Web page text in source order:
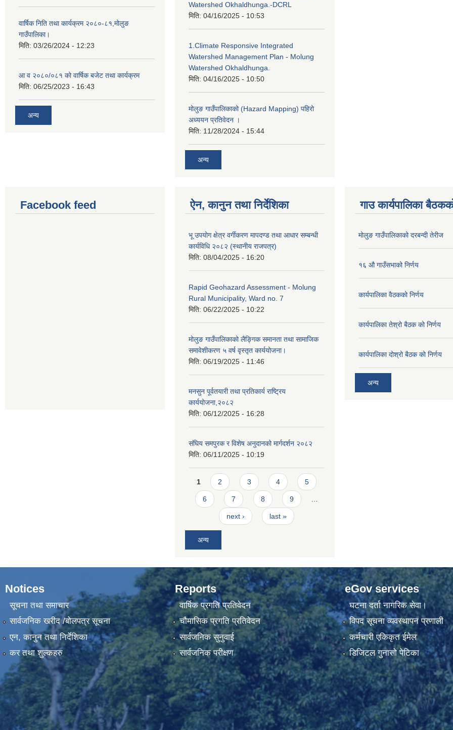
वार्षिक निति तथा कार्यक्रम २०८०-८१,मोलुङ
गाउँपालिका।
मिति: 03/26/2024 - 12:23
आ व २०८०/०८१ को वार्षिक बजेट तथा कार्यक्रम
मिति: 06/25/2023 - 16:43
अन्य
Watershed Okhaldhunga.-DCRL
मिति: 04/16/2025 - 10:53
1.Climate Responsive Integrated
Watershed Management Plan - Molung
Watershed Okhaldhunga.
मिति: 04/16/2025 - 10:50
मोलुङ गाउँपालिकाको (Hazard Mapping) पहिरो
अध्ययन प्रतिवेदन ।
मिति: 11/28/2024 - 15:44
अन्य
Facebook feed ऐन, कानुन तथा निर्देशिका
भू उपयोग क्षेत्र वर्गीकरण मापदण्ड तथा आधार सम्बन्धी
कार्यविधि २०८२ (स्थानीय राजपत्र)
मिति: 08/04/2025 - 16:20
Rapid Geohazard Assessment - Molung
Rural Municipality, Ward no. 7
मिति: 06/22/2025 - 10:22
मोलुङ गाउँपालिकाको लैङ्गिक समानता तथा सामाजिक
समावेशीकरण ५ वर्ष वृस्तृत कार्ययोजना।
मिति: 06/19/2025 - 11:46
मनसुन पूर्वतयारी तथा प्रतिकार्य राष्ट्रिय
कार्ययोजना,२०८२
मिति: 06/12/2025 - 16:28
संघिय समपुरक र विशेष अनुदानको मार्गदर्शन २०८२
मिति: 06/11/2025 - 10:19
Pages
1 2 3 4 5
6 7 8 9
next › last »
अन्य
गाउ कार्यपालिका
मोलुङ गाउँपालिकाको दरबन्दी तेरीज
१६ औ गाउँसभाको निर्णय
कार्यपालिका वैठकको निर्णय
कार्यपालिका तेश्रो बैठक को निर्णय
कार्यपालिका दोश्रो बैठक को निर्णय
अन्य
Notices
सूचना तथा समाचार
सार्वजनिक खरीद /बोलपत्र सूचना
एन, कानुन तथा निर्देशिका
कर तथा शुल्कहरु
Reports
वार्षिक प्रगति प्रतिवेदन
चौमासिक प्रगति प्रतिवेदन
सार्वजनिक सुनुवाई
सार्वजनिक परीक्षण
eGov services
घटना दर्ता नागरिक सेवा।
विपद सूचना व्यवस्थापन प्रणाली
कर्मचारी एकिकृत ईमेल
डिजिटल गुनासो पेटिका